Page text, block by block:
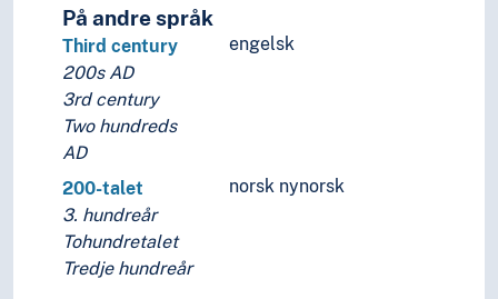
På andre språk
engelsk
Third century
200s AD
3rd century
Two hundreds
AD
norsk nynorsk
200-talet
3. hundreår
Tohundretalet
Tredje hundreår